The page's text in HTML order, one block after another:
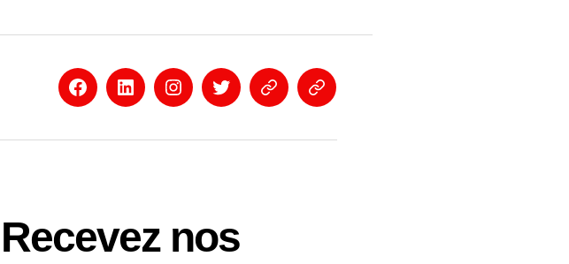
FacebookLinkedinInstagramTwitterEventbriteNewsletter
Recevez nos